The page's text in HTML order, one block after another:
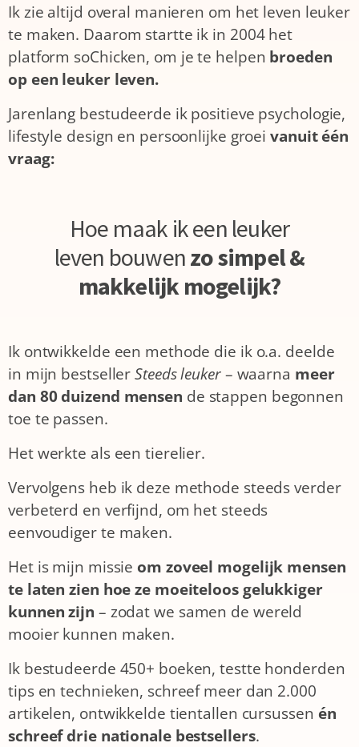
Ik zie altijd overal manieren om het leven leuker
te maken. Daarom startte ik in 2004 het
platform soChicken, om je te helpen broeden
op een leuker leven.
Jarenlang bestudeerde ik positieve psychologie,
lifestyle design en persoonlijke groeivanuit één
vraag:
Hoe maak ik een leuker
leven bouwenzo simpel &
makkelijk mogelijk?
Ik ontwikkelde een methode die ik o.a. deelde
in mijn bestsellerSteeds leuker– waarna meer
dan 80 duizend mensen de stappen begonnen
toe te passen.
Het werkte als een tierelier.
Vervolgens heb ik deze methode steeds verder
verbeterd en verfijnd, om het steeds
eenvoudiger te maken.
Het is mijn missie om zoveel mogelijk mensen
te laten zien hoe ze moeiteloos gelukkiger
kunnen zijn – zodat we samen de wereld
mooier kunnen maken.
Ik bestudeerde 450+ boeken, testte honderden
tips en technieken, schreef meer dan 2.000
artikelen, ontwikkelde tientallen cursussen én
schreef drie nationale bestsellers.